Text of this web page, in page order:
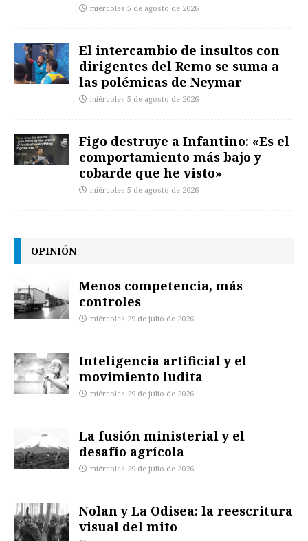
miércoles 5 de agosto de 2026
El intercambio de insultos con
dirigentes del Remo se suma a
las polémicas de Neymar
miércoles 5 de agosto de 2026
Figo destruye a Infantino: «Es el
comportamiento más bajo y
cobarde que he visto»
miércoles 5 de agosto de 2026
OPINIÓN
Menos competencia, más
controles
miércoles 29 de julio de 2026
Inteligencia artificial y el
movimiento ludita
miércoles 29 de julio de 2026
La fusión ministerial y el
desafío agrícola
miércoles 29 de julio de 2026
Nolan y La Odisea: la reescritura
visual del mito